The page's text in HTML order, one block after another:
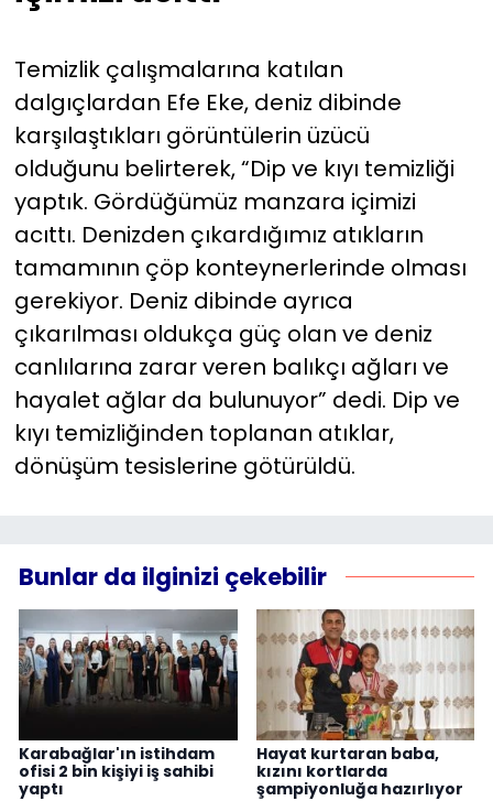
Temizlik çalışmalarına katılan
dalgıçlardan Efe Eke, deniz dibinde
karşılaştıkları görüntülerin üzücü
olduğunu belirterek, “Dip ve kıyı temizliği
yaptık. Gördüğümüz manzara içimizi
acıttı. Denizden çıkardığımız atıkların
tamamının çöp konteynerlerinde olması
gerekiyor. Deniz dibinde ayrıca
çıkarılması oldukça güç olan ve deniz
canlılarına zarar veren balıkçı ağları ve
hayalet ağlar da bulunuyor” dedi. Dip ve
kıyı temizliğinden toplanan atıklar,
dönüşüm tesislerine götürüldü.
Bunlar da ilginizi çekebilir
Karabağlar'ın istihdam
ofisi 2 bin kişiyi iş sahibi
yaptı
Hayat kurtaran baba,
kızını kortlarda
şampiyonluğa hazırlıyor